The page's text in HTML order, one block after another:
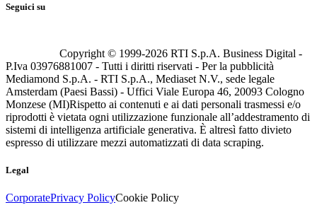
Seguici su
Copyright © 1999-2026 RTI S.p.A. Business Digital -
P.Iva 03976881007 - Tutti i diritti riservati - Per la pubblicità
Mediamond S.p.A. - RTI S.p.A., Mediaset N.V., sede legale
Amsterdam (Paesi Bassi) - Uffici Viale Europa 46, 20093 Cologno
Monzese (MI)Rispetto ai contenuti e ai dati personali trasmessi e/o
riprodotti è vietata ogni utilizzazione funzionale all’addestramento di
sistemi di intelligenza artificiale generativa. È altresì fatto divieto
espresso di utilizzare mezzi automatizzati di data scraping.
Legal
CorporatePrivacy PolicyCookie Policy